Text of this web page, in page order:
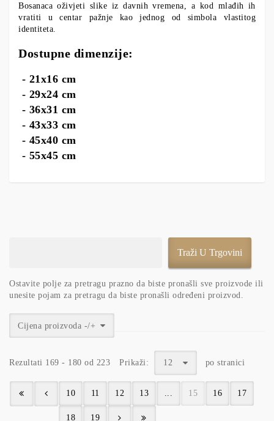
Bosanaca oživjeti slike iz davnih vremena, a kod mlađih ih
vratiti u centar pažnje kao jednog od simbola vlastitog
identiteta.
Dostupne dimenzije:
- 21x16 cm
- 29x24 cm
- 36x31 cm
- 43x33 cm
- 45x40 cm
- 55x45 cm
Ostavite polje za pretragu prazno da biste pronašli sve proizvode ili
unesite pojam za pretragu da biste pronašli određeni proizvod.
Cijena proizvoda -/+
Rezultati 169 - 180 od 223 Prikaži: 12 po stranici
10 11 12 13 ... 15 16 17
18 19